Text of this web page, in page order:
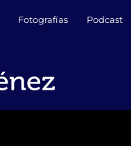
Fotografías Podcast